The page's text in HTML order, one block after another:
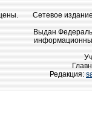
Сетевое
Выдан
Редакция: